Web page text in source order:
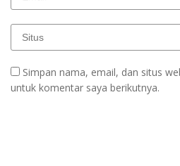
Simpan nama, email, dan situs
untuk komentar saya berikutnya.